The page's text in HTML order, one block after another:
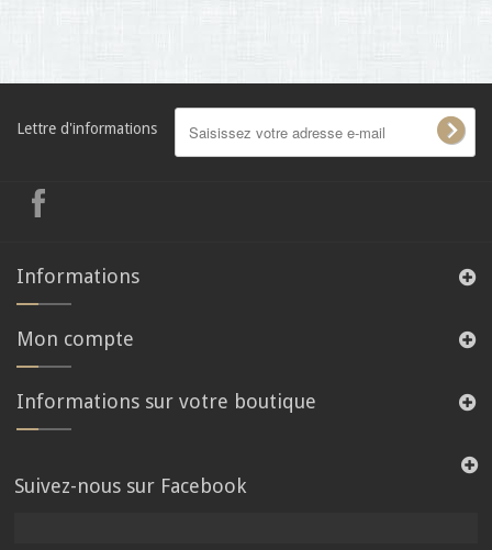
Lettre d'informations
Informations
Mon compte
Informations sur votre boutique
Suivez-nous sur Facebook